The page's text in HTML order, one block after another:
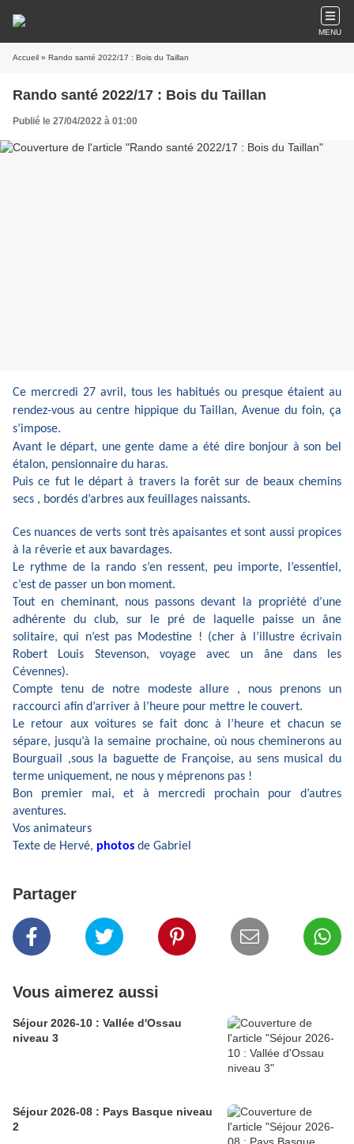
MENU
Accueil » Rando santé 2022/17 : Bois du Taillan
Rando santé 2022/17 : Bois du Taillan
Publié le 27/04/2022 à 01:00
Ce mercredi 27 avril, tous les habitués ou presque étaient au
rendez-vous au centre hippique du Taillan, Avenue du foin, ça
s’impose.
Avant le départ, une gente dame a été dire bonjour à son bel
étalon, pensionnaire du haras.
Puis ce fut le départ à travers la forêt sur de beaux chemins
secs , bordés d’arbres aux feuillages naissants.
Ces nuances de verts sont très apaisantes et sont aussi propices
à la rêverie et aux bavardages.
Le rythme de la rando s’en ressent, peu importe, l’essentiel,
c’est de passer un bon moment.
Tout en cheminant, nous passons devant la propriété d’une
adhérente du club, sur le pré de laquelle paisse un âne
solitaire, qui n’est pas Modestine ! (cher à l’illustre écrivain
Robert Louis Stevenson, voyage avec un âne dans les
Cévennes).
Compte tenu de notre modeste allure , nous prenons un
raccourci afin d’arriver à l’heure pour mettre le couvert.
Le retour aux voitures se fait donc à l’heure et chacun se
sépare, jusqu’à la semaine prochaine, où nous cheminerons au
Bourguail ,sous la baguette de Françoise, au sens musical du
terme uniquement, ne nous y méprenons pas !
Bon premier mai, et à mercredi prochain pour d’autres
aventures.
Vos animateurs
Texte de Hervé, photos de Gabriel
Partager
Vous aimerez aussi
Séjour 2026-10 : Vallée d'Ossau
niveau 3
Séjour 2026-08 : Pays Basque niveau
2